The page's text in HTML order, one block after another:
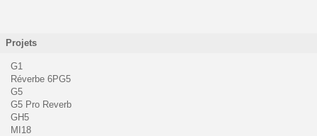
Projets
G1
Réverbe 6PG5
G5
G5 Pro Reverb
GH5
MI18